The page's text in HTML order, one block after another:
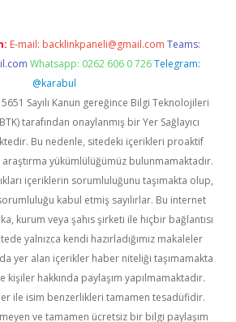
E-mail: backlinkpaneli@gmail.com Teams:
Whatsapp: 0262 606 0 726 Telegram:
@karabul
Sayılı Kanun gereğince Bilgi Teknolojileri
tarafından onaylanmış bir Yer Sağlayıcı
Bu nedenle, sitedeki içerikleri proaktif
yükümlülüğümüz bulunmamaktadır.
içeriklerin sorumluluğunu taşımakta olup,
kabul etmiş sayılırlar. Bu internet
kurum veya şahıs şirketi ile hiçbir bağlantısı
yalnızca kendi hazırladığımız makaleler
yer alan içerikler haber niteliği taşımamakta
kişiler hakkında paylaşım yapılmamaktadır.
ile isim benzerlikleri tamamen tesadüfidir.
ve tamamen ücretsiz bir bilgi paylaşım